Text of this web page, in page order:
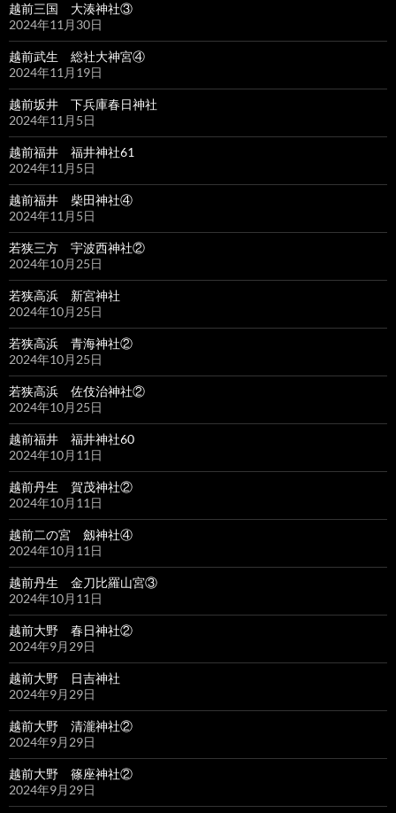
越前三国 大湊神社③
2024年11月30日
越前武生 総社大神宮④
2024年11月19日
越前坂井 下兵庫春日神社
2024年11月5日
越前福井 福井神社61
2024年11月5日
越前福井 柴田神社④
2024年11月5日
若狭三方 宇波西神社②
2024年10月25日
若狭高浜 新宮神社
2024年10月25日
若狭高浜 青海神社②
2024年10月25日
若狭高浜 佐伎治神社②
2024年10月25日
越前福井 福井神社60
2024年10月11日
越前丹生 賀茂神社②
2024年10月11日
越前二の宮 劔神社④
2024年10月11日
越前丹生 金刀比羅山宮③
2024年10月11日
越前大野 春日神社②
2024年9月29日
越前大野 日吉神社
2024年9月29日
越前大野 清瀧神社②
2024年9月29日
越前大野 篠座神社②
2024年9月29日